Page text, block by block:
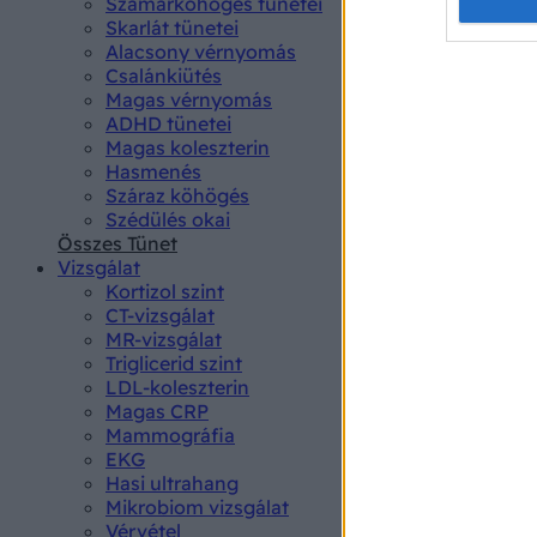
Skarlát tünetei
Alacsony vérnyomás
Csalánkiütés
Magas vérnyomás
ADHD tünetei
Magas koleszterin
Hasmenés
Száraz köhögés
Szédülés okai
Összes Tünet
Vizsgálat
Kortizol szint
CT-vizsgálat
MR-vizsgálat
Triglicerid szint
LDL-koleszterin
Magas CRP
Mammográfia
EKG
Hasi ultrahang
Mikrobiom vizsgálat
Vérvétel